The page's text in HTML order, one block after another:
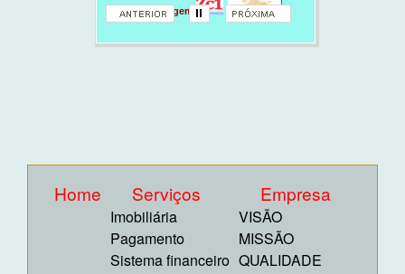
Hospedagem
Home Serviços
Imobiliária
Pagamento
Sistema financeiro
Empresa
VISÃO
MISSÃO
QUALIDADE